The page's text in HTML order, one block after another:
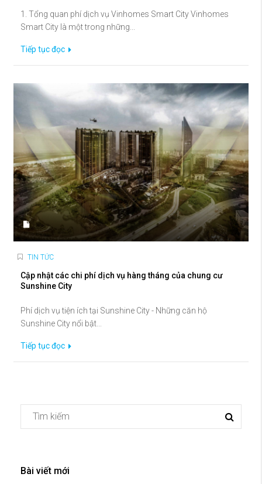
1. Tổng quan phí dịch vụ Vinhomes Smart City Vinhomes
Smart City là một trong những...
Tiếp tục đọc
TIN TỨC
Cập nhật các chi phí dịch vụ hàng tháng của chung cư
Sunshine City
Phí dịch vụ tiện ích tại Sunshine City - Những căn hộ
Sunshine City nổi bật...
Tiếp tục đọc
Bài viết mới